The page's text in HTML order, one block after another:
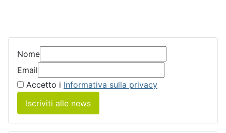
Nome
Email
Accetto i Informativa sulla privacy
Iscriviti alle news